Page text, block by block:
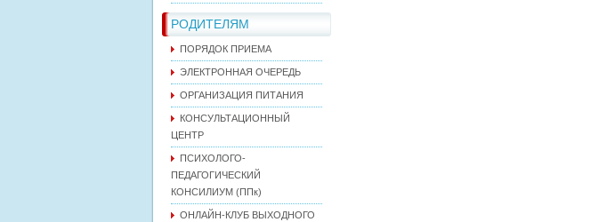
РОДИТЕЛЯМ
ПОРЯДОК ПРИЕМА
ЭЛЕКТРОННАЯ ОЧЕРЕДЬ
ОРГАНИЗАЦИЯ ПИТАНИЯ
КОНСУЛЬТАЦИОННЫЙ
ЦЕНТР
ПСИХОЛОГО-
ПЕДАГОГИЧЕСКИЙ
КОНСИЛИУМ (ППк)
ОНЛАЙН-КЛУБ ВЫХОДНОГО